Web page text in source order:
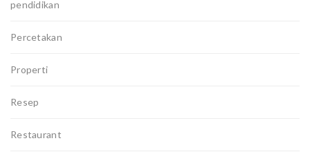
pendidikan
Percetakan
Properti
Resep
Restaurant